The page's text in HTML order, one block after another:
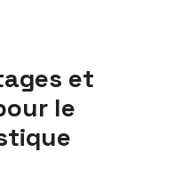
et
le